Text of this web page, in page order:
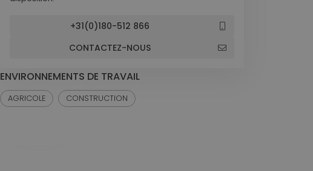
+31(0)180-512 866
CONTACTEZ-NOUS
ENVIRONNEMENTS DE TRAVAIL
AGRICOLE CONSTRUCTION